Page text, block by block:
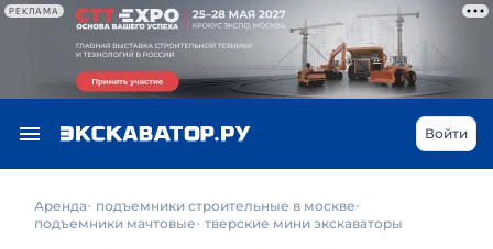
РЕКЛАМА
Войти
Аренда
подъемники строительные в москве
подъемники мачтовые тверские мини экскаваторы